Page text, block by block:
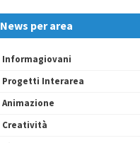
News per area
Informagiovani
Progetti Interarea
Animazione
Creatività